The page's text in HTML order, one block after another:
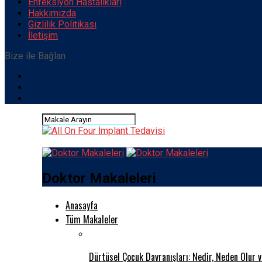
Hakkımızda
Gizlilik Politikası
İletişim
Bize ile Bağlan
Doktor Makaleleri
Anasayfa
Tüm Makaleler
Dürtüsel Çocuk Davranışları: Nedir, Neden Olur